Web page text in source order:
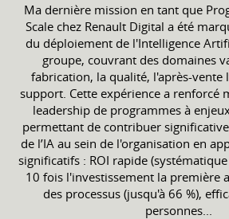
Ma dernière mission en tant que
Scale chez Renault Digital a été
du déploiement de l'Intelligence
groupe, couvrant des domaines
fabrication, la qualité, l'après-vente
support. Cette expérience a renforcé
leadership de programmes à
permettant de contribuer
de l’IA au sein de l'organisation en
significatifs : ROI rapide
10 fois l'investissement la première
des processus (jusqu'à 66 %),
personnes...